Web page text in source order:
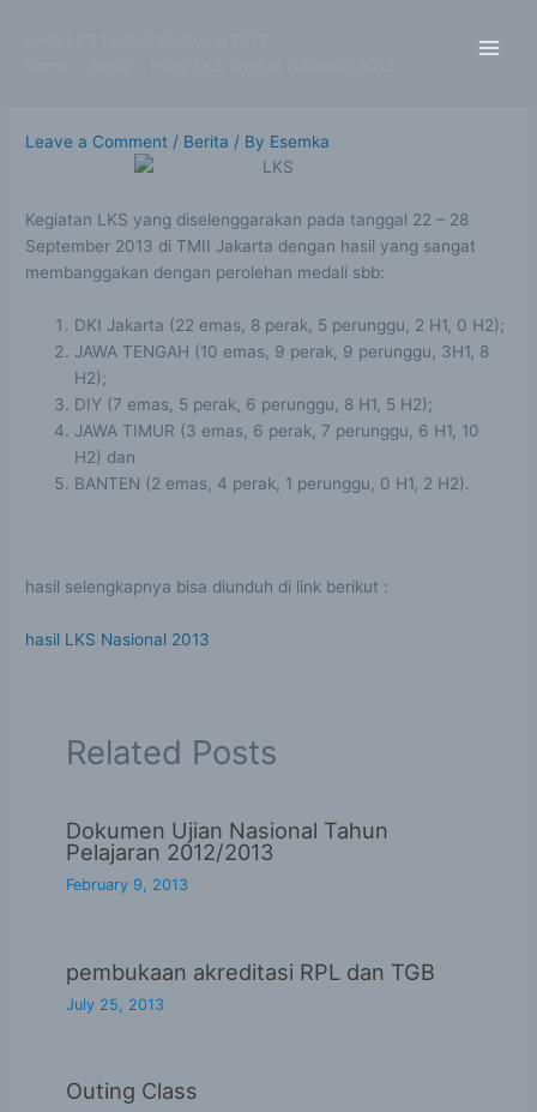
Leave a Comment / Berita / By Esemka
Kegiatan LKS yang diselenggarakan pada tanggal 22 – 28
September 2013 di TMII Jakarta dengan hasil yang sangat
membanggakan dengan perolehan medali sbb:
DKI Jakarta (22 emas, 8 perak, 5 perunggu, 2 H1, 0 H2);
JAWA TENGAH (10 emas, 9 perak, 9 perunggu, 3H1, 8
H2);
DIY (7 emas, 5 perak, 6 perunggu, 8 H1, 5 H2);
JAWA TIMUR (3 emas, 6 perak, 7 perunggu, 6 H1, 10
H2) dan
BANTEN (2 emas, 4 perak, 1 perunggu, 0 H1, 2 H2).
hasil selengkapnya bisa diunduh di link berikut :
hasil LKS Nasional 2013
Related Posts
Dokumen Ujian Nasional Tahun
Pelajaran 2012/2013
February 9, 2013
pembukaan akreditasi RPL dan TGB
July 25, 2013
Outing Class